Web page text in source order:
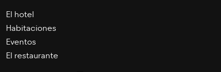
El hotel
Habitaciones
Eventos
El restaurante